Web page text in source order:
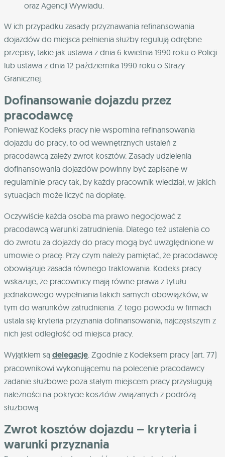
oraz Agencji Wywiadu.
W ich przypadku zasady przyznawania refinansowania
dojazdów do miejsca pełnienia służby regulują odrębne
przepisy, takie jak ustawa z dnia 6 kwietnia 1990 roku o Policji
lub ustawa z dnia 12 października 1990 roku o Straży
Granicznej.
Dofinansowanie dojazdu przez
pracodawcę
Ponieważ Kodeks pracy nie wspomina refinansowania
dojazdu do pracy, to od wewnętrznych ustaleń z
pracodawcą zależy zwrot kosztów. Zasady udzielenia
dofinansowania dojazdów powinny być zapisane w
regulaminie pracy tak, by każdy pracownik wiedział, w jakich
sytuacjach może liczyć na dopłatę.
Oczywiście każda osoba ma prawo negocjować z
pracodawcą warunki zatrudnienia. Dlatego też ustalenia co
do zwrotu za dojazdy do pracy mogą być uwzględnione w
umowie o pracę. Przy czym należy pamiętać, że pracodawcę
obowiązuje zasada równego traktowania. Kodeks pracy
wskazuje, że pracownicy mają równe prawa z tytułu
jednakowego wypełniania takich samych obowiązków, w
tym do warunków zatrudnienia. Z tego powodu w firmach
ustala się kryteria przyznania dofinansowania, najczęstszym z
nich jest odległość od miejsca pracy.
Wyjątkiem są delegacje. Zgodnie z Kodeksem pracy (art. 77)
pracownikowi wykonującemu na polecenie pracodawcy
zadanie służbowe poza stałym miejscem pracy przysługują
należności na pokrycie kosztów związanych z podróżą
służbową.
Zwrot kosztów dojazdu – kryteria i
warunki przyznania